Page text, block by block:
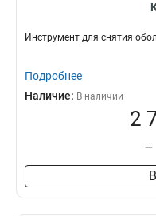
Инструмент для снятия
Подробнее
Наличие: В наличии
2
–